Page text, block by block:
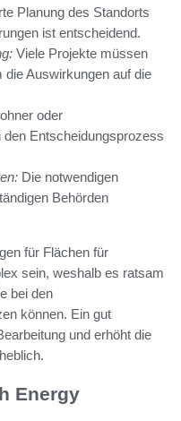
Planung des Standorts
ist entscheidend.
Viele Projekte müssen
die Auswirkungen auf die
oder
Entscheidungsprozess
Die notwendigen
Behörden
für Flächen für
sein, weshalb es ratsam
bei den
können. Ein gut
und erhöht die
Energy